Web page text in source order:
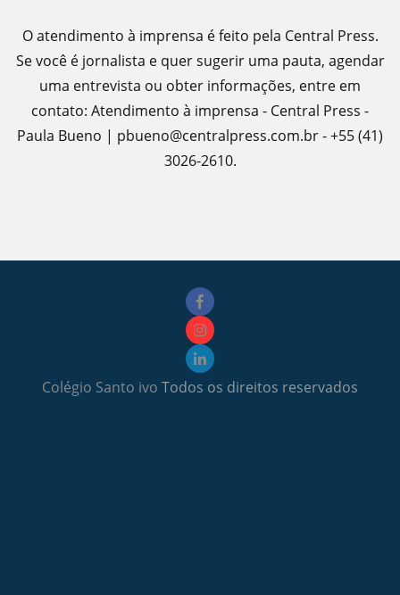
O atendimento à imprensa é feito pela Central Press.
Se você é jornalista e quer sugerir uma pauta, agendar
uma entrevista ou obter informações, entre em
contato: Atendimento à imprensa - Central Press -
Paula Bueno | pbueno@centralpress.com.br - +55 (41)
3026-2610.
Colégio Santo ivo Todos os direitos reservados